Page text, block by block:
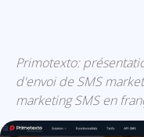
Primotexto:
d'envoi de SMS
marketing SMS en